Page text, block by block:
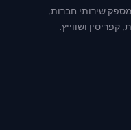
שירותי חברות,
קפריסין ושווייץ.